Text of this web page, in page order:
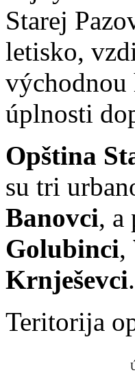
Starej
letisko,
východnou
úplnosti
Opština
su tri
Banovci, a
Golubinci,
Krnješevci.
Teritorija